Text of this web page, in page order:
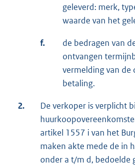
geleverd: merk,
waarde van het
f.
de bedragen van
ontvangen
vermelding van de
betaling.
2.
De verkoper is verplicht
artikel 1557 i van het
maken akte mede de in
onder a t/m d, bedoelde